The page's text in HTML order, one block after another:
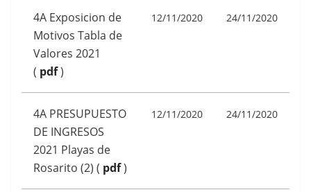
4A Exposicion de
Motivos Tabla de
Valores 2021
( pdf)
12/11/2020 24/11/2020
4A PRESUPUESTO
DE INGRESOS
2021 Playas de
Rosarito (2) ( pdf)
12/11/2020 24/11/2020